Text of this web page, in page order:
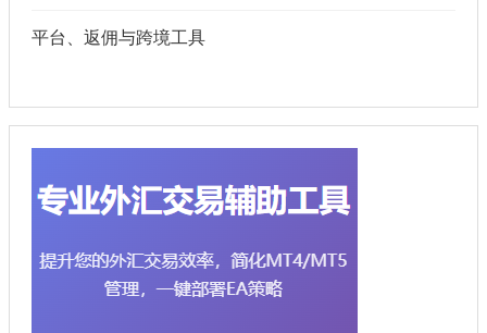
平台、返佣与跨境工具